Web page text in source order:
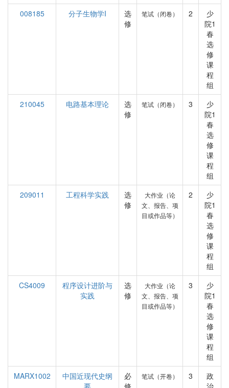
008185
分子生物学I
选
修
笔试（闭卷） 2
少
院1
春
选
修
课
程
组
210045
电路基本理论
选
修
笔试（闭卷） 3
少
院1
春
选
修
课
程
组
209011
工程科学实践
选
修
大作业（论
文、报告、项
目或作品等）
2
少
院1
春
选
修
课
程
组
CS4009
程序设计进阶与
实践
选
修
大作业（论
文、报告、项
目或作品等）
3
少
院1
春
选
修
课
程
组
MARX1002
中国近现代史纲
要
必
修
笔试（开卷） 3
政
治